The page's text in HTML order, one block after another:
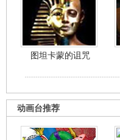
图坦卡蒙的诅咒
动画台推荐